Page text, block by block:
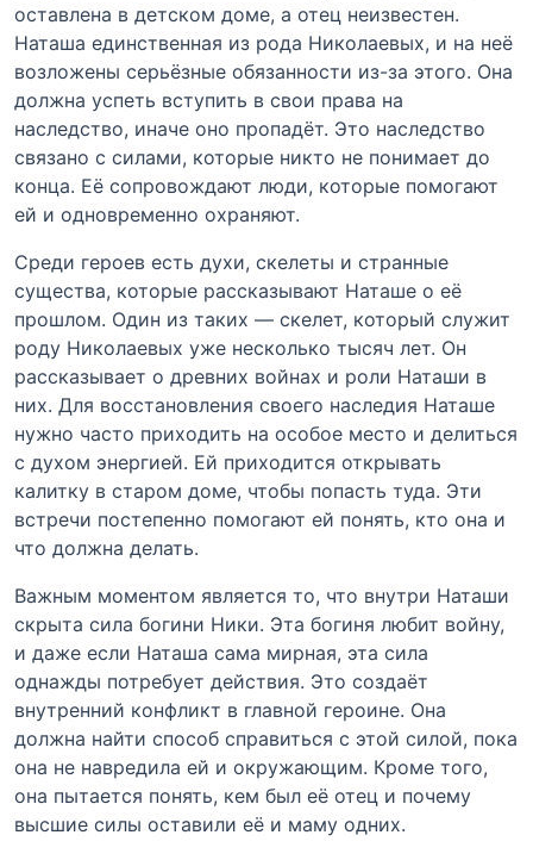
оставлена в детском доме, а отец неизвестен.
Наташа единственная из рода Николаевых, и на неё
возложены серьёзные обязанности из-за этого. Она
должна успеть вступить в свои права на
наследство, иначе оно пропадёт. Это наследство
связано с силами, которые никто не понимает до
конца. Её сопровождают люди, которые помогают
ей и одновременно охраняют.
Среди героев есть духи, скелеты и странные
существа, которые рассказывают Наташе о её
прошлом. Один из таких — скелет, который служит
роду Николаевых уже несколько тысяч лет. Он
рассказывает о древних войнах и роли Наташи в
них. Для восстановления своего наследия Наташе
нужно часто приходить на особое место и делиться
с духом энергией. Ей приходится открывать
калитку в старом доме, чтобы попасть туда. Эти
встречи постепенно помогают ей понять, кто она и
что должна делать.
Важным моментом является то, что внутри Наташи
скрыта сила богини Ники. Эта богиня любит войну,
и даже если Наташа сама мирная, эта сила
однажды потребует действия. Это создаёт
внутренний конфликт в главной героине. Она
должна найти способ справиться с этой силой, пока
она не навредила ей и окружающим. Кроме того,
она пытается понять, кем был её отец и почему
высшие силы оставили её и маму одних.